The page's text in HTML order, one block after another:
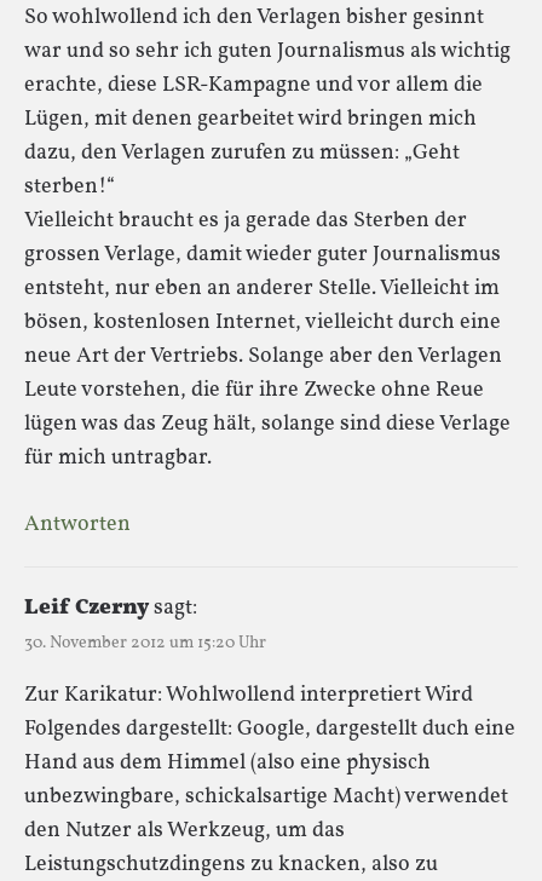
So wohlwollend ich den Verlagen bisher gesinnt
war und so sehr ich guten Journalismus als wichtig
erachte, diese LSR-Kampagne und vor allem die
Lügen, mit denen gearbeitet wird bringen mich
dazu, den Verlagen zurufen zu müssen: „Geht
sterben!“
Vielleicht braucht es ja gerade das Sterben der
grossen Verlage, damit wieder guter Journalismus
entsteht, nur eben an anderer Stelle. Vielleicht im
bösen, kostenlosen Internet, vielleicht durch eine
neue Art der Vertriebs. Solange aber den Verlagen
Leute vorstehen, die für ihre Zwecke ohne Reue
lügen was das Zeug hält, solange sind diese Verlage
für mich untragbar.
Antworten
Leif Czernysagt:
30. November 2012 um 15:20 Uhr
Zur Karikatur: Wohlwollend interpretiert Wird
Folgendes dargestellt: Google, dargestellt duch eine
Hand aus dem Himmel (also eine physisch
unbezwingbare, schickalsartige Macht) verwendet
den Nutzer als Werkzeug, um das
Leistungschutzdingens zu knacken, also zu